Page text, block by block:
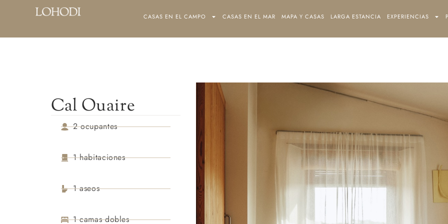
CASAS EN EL CAMPO CASAS EN EL MAR MAPA Y CASAS LARGA ESTANCIA EXPERIENCIAS
CASAS EN EL CAMPO CASAS EN EL MAR MAPA Y CASAS LARGA ESTANCIA
Cal Ouaire
2 ocupantes
1 habitaciones
1 aseos
1 camas dobles